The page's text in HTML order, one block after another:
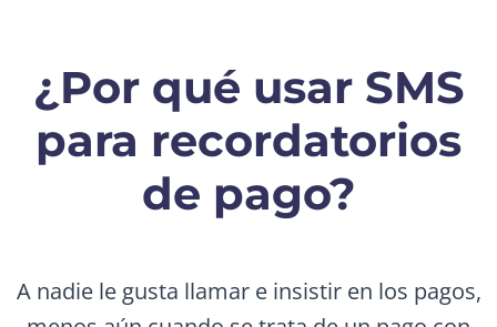
¿Por qué usar SMS
para recordatorios
de pago?
A nadie le gusta llamar e insistir en los pagos,